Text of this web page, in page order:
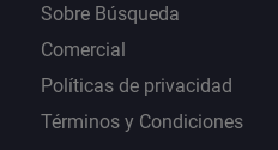
Sobre Búsqueda
Comercial
Políticas de privacidad
Términos y Condiciones